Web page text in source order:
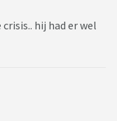
hij had er wel